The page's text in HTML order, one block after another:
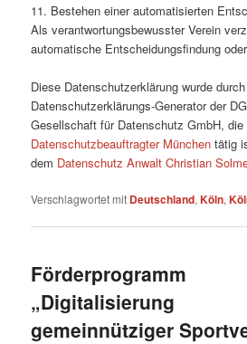
11. Bestehen einer automatisierten
Als verantwortungsbewusster Verein
automatische Entscheidungsfindung
Diese Datenschutzerklärung wurde
Datenschutzerklärungs-Generator der
Gesellschaft für Datenschutz GmbH, die
Datenschutzbeauftragter München tätig
dem Datenschutz Anwalt Christian
Verschlagwortet mit Deutschland,Köln,
Förderprogramm
„Digitalisierung
gemeinnütziger